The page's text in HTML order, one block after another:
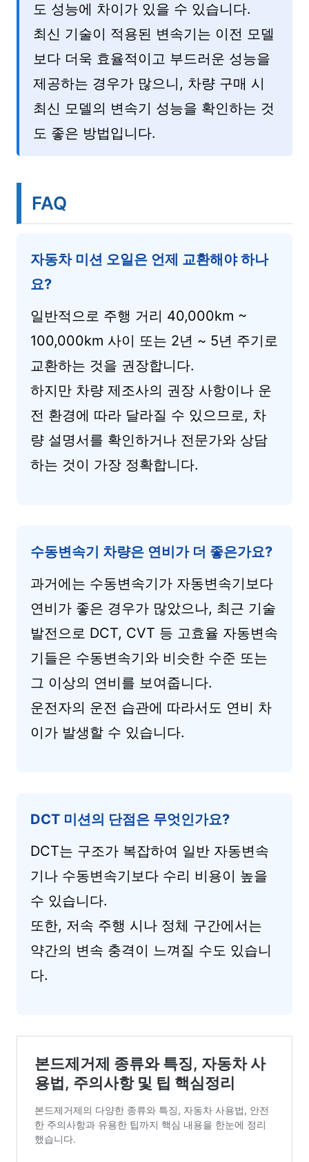
도 성능에 차이가 있을 수 있습니다.
최신 기술이 적용된 변속기는 이전 모델
보다 더욱 효율적이고 부드러운 성능을
제공하는 경우가 많으니, 차량 구매 시
최신 모델의 변속기 성능을 확인하는 것
도 좋은 방법입니다.
FAQ
자동차 미션 오일은 언제 교환해야 하나
요?
일반적으로 주행 거리 40,000km ~
100,000km 사이 또는 2년 ~ 5년 주기로
교환하는 것을 권장합니다.
하지만 차량 제조사의 권장 사항이나 운
전 환경에 따라 달라질 수 있으므로, 차
량 설명서를 확인하거나 전문가와 상담
하는 것이 가장 정확합니다.
수동변속기 차량은 연비가 더 좋은가요?
과거에는 수동변속기가 자동변속기보다
연비가 좋은 경우가 많았으나, 최근 기술
발전으로 DCT, CVT 등 고효율 자동변속
기들은 수동변속기와 비슷한 수준 또는
그 이상의 연비를 보여줍니다.
운전자의 운전 습관에 따라서도 연비 차
이가 발생할 수 있습니다.
DCT 미션의 단점은 무엇인가요?
DCT는 구조가 복잡하여 일반 자동변속
기나 수동변속기보다 수리 비용이 높을
수 있습니다.
또한, 저속 주행 시나 정체 구간에서는
약간의 변속 충격이 느껴질 수도 있습니
다.